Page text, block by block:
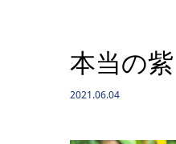
本当の紫
2021.06.04